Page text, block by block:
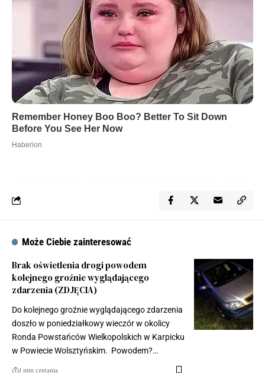
Może Ciebie zainteresować
Brak oświetlenia drogi powodem
kolejnego groźnie wyglądającego
zdarzenia (ZDJĘCIA)
Do kolejnego groźnie wyglądającego zdarzenia
doszło w poniedziałkowy wieczór w okolicy
Ronda Powstańców Wielkopolskich w Karpicku
w Powiecie Wolsztyńskim. Powodem?…
1 min czytania